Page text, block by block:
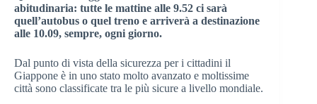
abitudinaria: tutte le mattine alle 9.52 ci sarà
quell’autobus o quel treno e arriverà a destinazione
alle 10.09, sempre, ogni giorno.
Dal punto di vista della sicurezza per i cittadini il
Giappone è in uno stato molto avanzato e moltissime
città sono classificate tra le più sicure a livello mondiale.